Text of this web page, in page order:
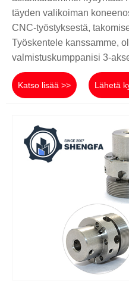
täyden valikoiman
CNC-työstyksestä,
Työskentele kanssamme,
valmistuskumppanisi 3-
Katso lisää >> Lähetä